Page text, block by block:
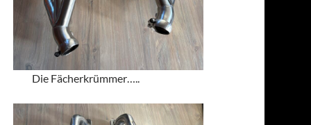
Die Fächerkrümmer…..